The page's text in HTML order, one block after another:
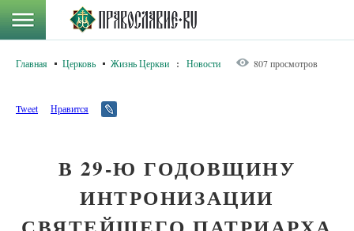
Главная Церковь Жизнь Церкви : Новости 807 просмотров
Tweet Нравится
В 29-Ю ГОДОВЩИНУ
ИНТРОНИЗАЦИИ